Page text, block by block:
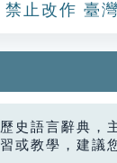
止改作 臺
史語言辭典
或教學，建議